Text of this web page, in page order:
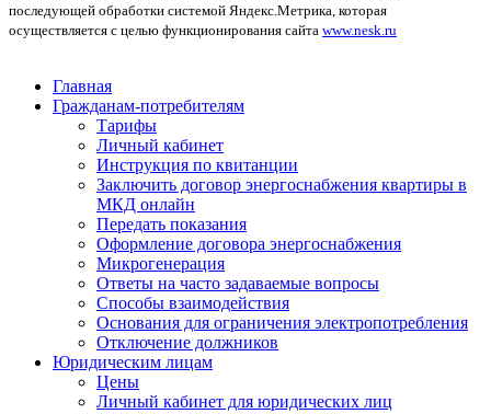
последующей обработки системой Яндекс.Метрика, которая
осуществляется с целью функционирования сайта www.nesk.ru
Главная
Гражданам-потребителям
Тарифы
Личный кабинет
Инструкция по квитанции
Заключить договор энергоснабжения квартиры в
МКД онлайн
Передать показания
Оформление договора энергоснабжения
Микрогенерация
Ответы на часто задаваемые вопросы
Способы взаимодействия
Основания для ограничения электропотребления
Отключение должников
Юридическим лицам
Цены
Личный кабинет для юридических лиц